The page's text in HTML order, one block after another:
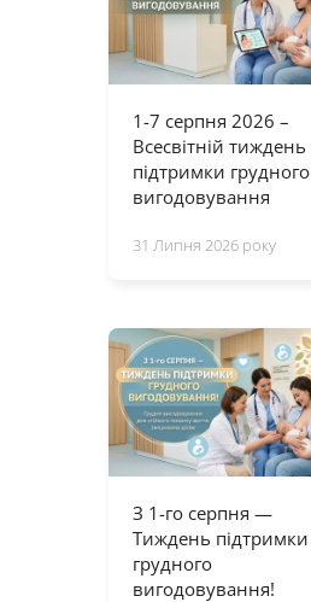
1-7 серпня 2026 –
Всесвітній тиждень
підтримки грудного
вигодовування
31 Липня 2026 року
З 1-го серпня —
Тиждень підтримки
грудного
вигодовування!